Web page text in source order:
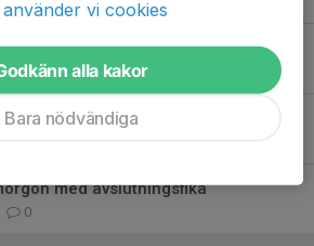
med Claes Hellgren i Västerås
0
– vi kollar på elithandboll istället!
med avslutningsfika
0
använder vi cookies
alla kakor
Bara nödvändiga